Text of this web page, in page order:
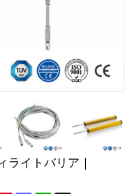
イトバリア｜